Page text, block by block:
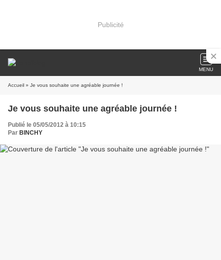
Publicité
MENU
Accueil » Je vous souhaite une agréable journée !
Je vous souhaite une agréable journée !
Publié le 05/05/2012 à 10:15
Par BINCHY